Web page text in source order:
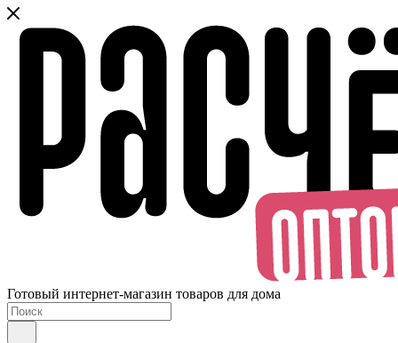
Готовый интернет-магазин товаров для дома